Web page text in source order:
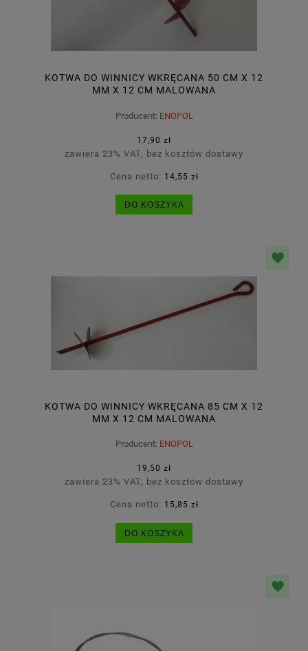
KOTWA DO WINNICY WKRĘCANA 50 CM X 12
MM X 12 CM MALOWANA
Producent: ENOPOL
17,90 zł
zawiera 23% VAT, bez kosztów dostawy
Cena netto: 14,55 zł
DO KOSZYKA
KOTWA DO WINNICY WKRĘCANA 85 CM X 12
MM X 12 CM MALOWANA
Producent: ENOPOL
19,50 zł
zawiera 23% VAT, bez kosztów dostawy
Cena netto: 15,85 zł
DO KOSZYKA